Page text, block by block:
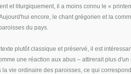
et liturgiquement, il a moins connu le «
encore, le chant grégorien et la
du pays.
plutôt classique et préservé, il est
une réaction aux abus – attirerait plus
la vie ordinaire des paroisses, ce qui